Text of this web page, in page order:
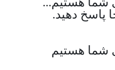
پاسخ دهید.
هستیم